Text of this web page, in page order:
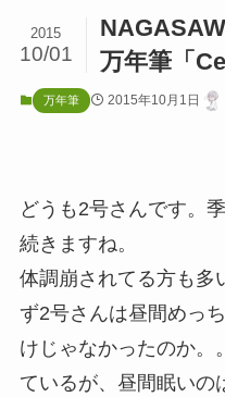
万年筆「
2015
10/01
万年筆 2015年10月1日
どうも2号さんです。
続きますね。
体調崩されてる方も多
ず2号さんは昼間めっ
けじゃなかったのか。
ているが、昼間眠いの